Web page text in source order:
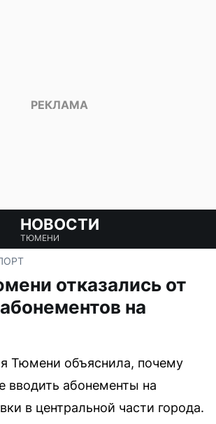
НОВОСТИ
ТЮМЕНИ
отказались от
на
Тюмени объяснила, почему
вводить абонементы на
в центральной части города.